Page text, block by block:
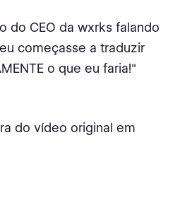
do CEO da wxrks falando
começasse a traduzir
o que eu faria!"
do vídeo original em